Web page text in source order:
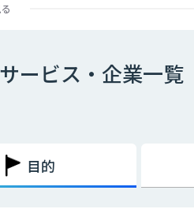
ービス・企業一覧
目的